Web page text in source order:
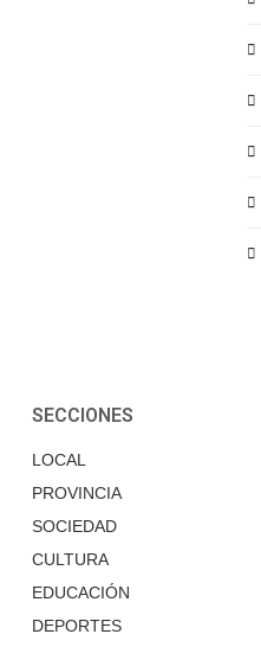
SECCIONES
LOCAL
PROVINCIA
SOCIEDAD
CULTURA
EDUCACIÓN
DEPORTES